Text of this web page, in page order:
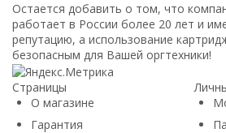
Остается добавить о том, что
работает в России более 20 лет и
репутацию, а использование
безопасным для Вашей оргтехники!
Страницы
О магазине
Гарантия